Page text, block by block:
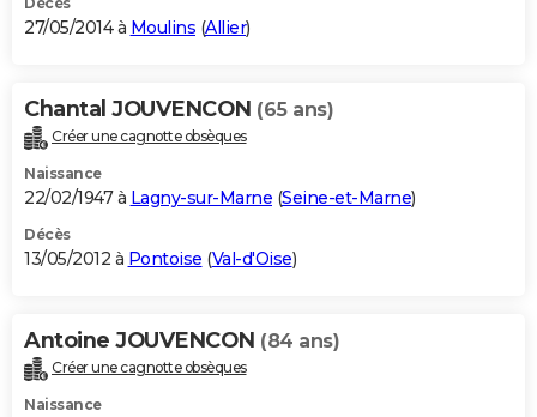
27/05/2014 à Moulins (Allier)
Chantal JOUVENCON (65 ans)
Créer une cagnotte obsèques
Naissance
22/02/1947 à Lagny-sur-Marne (Seine-et-Marne)
Décès
13/05/2012 à Pontoise (Val-d'Oise)
Antoine JOUVENCON (84 ans)
Créer une cagnotte obsèques
Naissance